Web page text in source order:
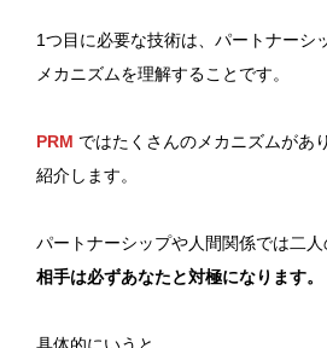
1つ目に必要な技術は、パートナーシ
メカニズムを理解することです。
PRM ではたくさんのメカニズムがあ
紹介します。
パートナーシップや人間関係では二人
相手は必ずあなたと対極になります。